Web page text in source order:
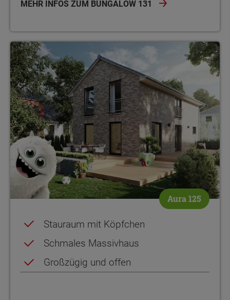
MEHR INFOS ZUM BUNGALOW 131
Aura 125
Stauraum mit Köpfchen
Schmales Massivhaus
Großzügig und offen